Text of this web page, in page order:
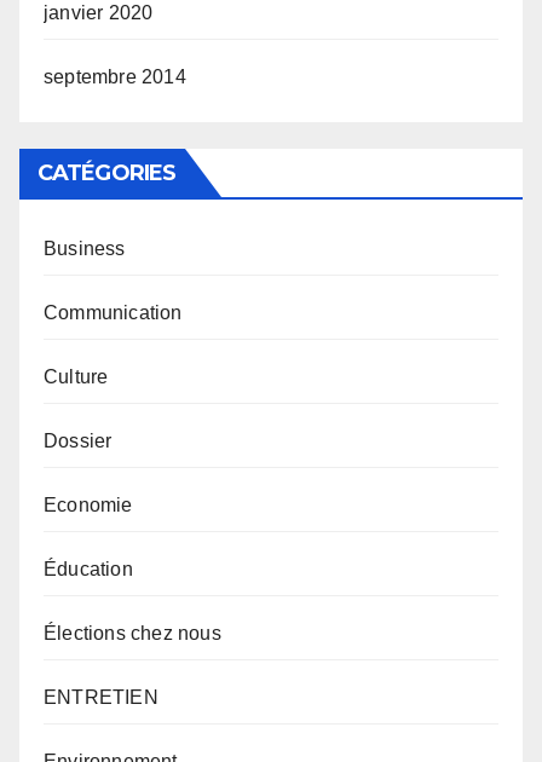
janvier 2020
septembre 2014
CATÉGORIES
Business
Communication
Culture
Dossier
Economie
Éducation
Élections chez nous
ENTRETIEN